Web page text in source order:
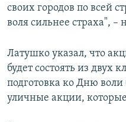
своих городов по всей
воля сильнее страха", –
Латушко указал, что
будет состоять из двух
подготовка ко Дню воли
уличные акции,